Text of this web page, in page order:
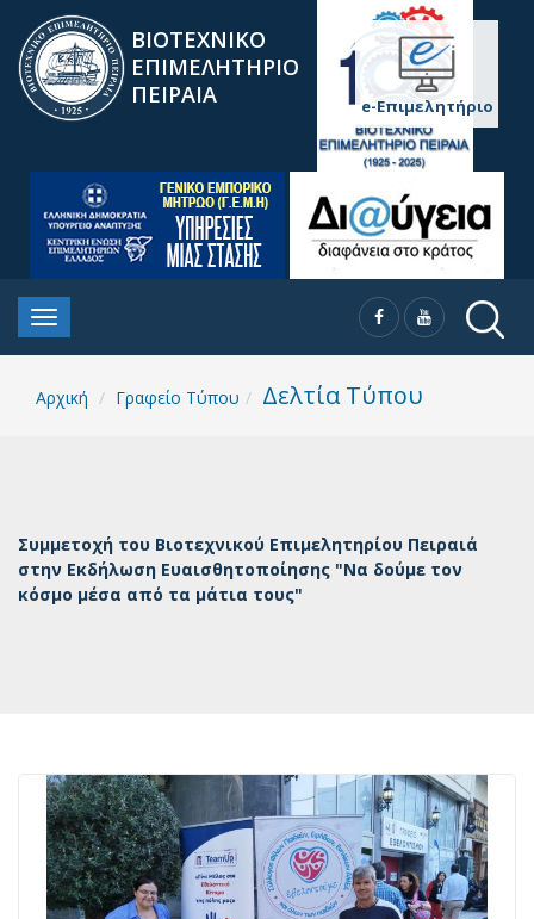
ΒΙΟΤΕΧΝΙΚΟ
ΕΠΙΜΕΛΗΤΗΡΙΟ
ΠΕΙΡΑΙΑ
e-Επιμελητήριο
Αρχική Γραφείο Τύπου Δελτία Τύπου
Συμμετοχή του Βιοτεχνικού Επιμελητηρίου Πειραιά
στην Εκδήλωση Ευαισθητοποίησης "Να δούμε τον
κόσμο μέσα από τα μάτια τους"